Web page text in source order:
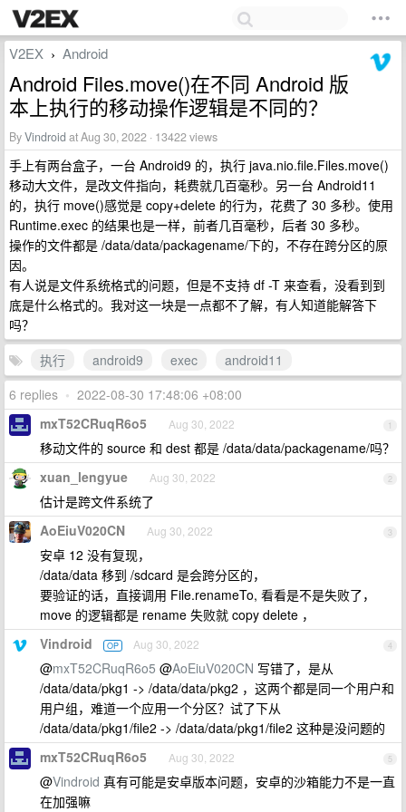
V2EX › Android
Android Files.move()在不同 Android 版
本上执行的移动操作逻辑是不同的？
ByVindroid at Aug 30, 2022 · 13422 views
手上有两台盒子，一台 Android9 的，执行 java.nio.file.Files.move()
移动大文件，是改文件指向，耗费就几百毫秒。另一台 Android11
的，执行 move()感觉是 copy+delete 的行为，花费了 30 多秒。使用
Runtime.exec 的结果也是一样，前者几百毫秒，后者 30 多秒。
操作的文件都是 /data/data/packagename/下的，不存在跨分区的原
因。
有人说是文件系统格式的问题，但是不支持 df -T 来查看，没看到到
底是什么格式的。我对这一块是一点都不了解，有人知道能解答下
吗？
执行
android9 exec
android11
6 replies • 2022-08-30 17:48:06 +08:00
1
mxT52CRuqR6o5 Aug 30, 2022
移动文件的 source 和 dest 都是 /data/data/packagename/吗？
2
xuan_lengyue Aug 30, 2022
估计是跨文件系统了
3
AoEiuV020CN Aug 30, 2022
安卓 12 没有复现，
/data/data 移到 /sdcard 是会跨分区的，
要验证的话，直接调用 File.renameTo, 看看是不是失败了，
move 的逻辑都是 rename 失败就 copy delete ，
4
Vindroid OP Aug 30, 2022
@mxT52CRuqR6o5 @AoEiuV020CN 写错了，是从
/data/data/pkg1 -> /data/data/pkg2 ，这两个都是同一个用户和
用户组，难道一个应用一个分区？试了下从
/data/data/pkg1/file2 -> /data/data/pkg1/file2 这种是没问题的
5
mxT52CRuqR6o5 Aug 30, 2022
@Vindroid 真有可能是安卓版本问题，安卓的沙箱能力不是一直
在加强嘛